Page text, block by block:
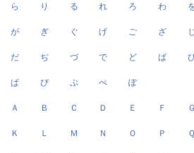
ら り る れ ろ わ
が ぎ ぐ げ ご ざ じ
だ ぢ づ で ど ば
ぱ ぴ ぷ ぺ ぽ
Ａ Ｂ Ｃ Ｄ Ｅ Ｆ Ｇ
Ｋ Ｌ Ｍ Ｎ Ｏ Ｐ Ｑ